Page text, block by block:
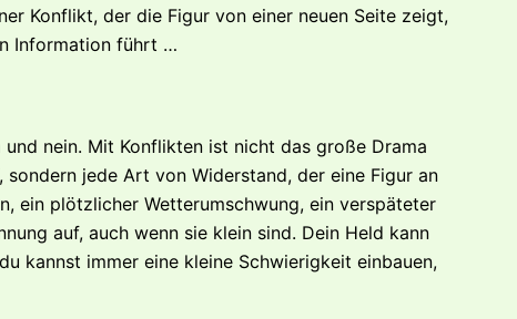
Konflikt, der die Figur von einer neuen Seite zeigt,
Information führt …
nein. Mit Konflikten ist nicht das große Drama
jede Art von Widerstand, der eine Figur an
ein plötzlicher Wetterumschwung, ein verspäteter
auf, auch wenn sie klein sind. Dein Held kann
kannst immer eine kleine Schwierigkeit einbauen,